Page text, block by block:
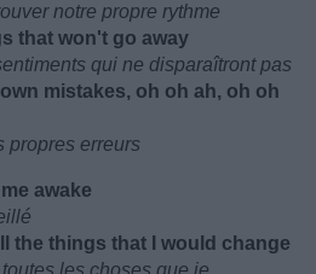
notre propre rythme
that won't go away
qui ne disparaîtront pas
mistakes, oh oh ah, oh oh
propres erreurs
awake
the things that I would change
les choses que je